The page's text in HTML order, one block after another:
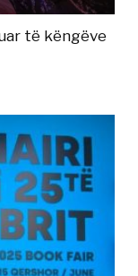
të këngëve